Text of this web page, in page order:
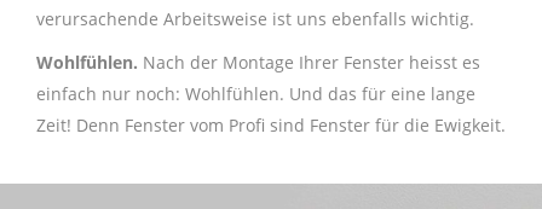
verursachende Arbeitsweise ist uns ebenfalls wichtig.
Wohlfühlen. Nach der Montage Ihrer Fenster heisst es
einfach nur noch: Wohlfühlen. Und das für eine lange
Zeit! Denn Fenster vom Profi sind Fenster für die Ewigkeit.